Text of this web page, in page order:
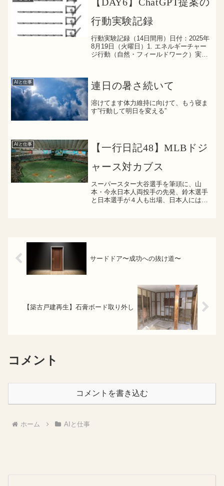
り、アフィリ...
行動実験記録
行動実験記録（14日間用）日付：2025年
8月19日（火曜日）1. エネルギーチャー
ジ行動（自然・フィールドワーク）実施
味...
AIと仕事 連日の暑さ続いて
溶けてます体力維持に向けて、もう寝ま
す”行動して明日を変える”
AIと仕事
【一行日記48】MLBドジ
ャース対カブス
スーパースター大谷選手を筆頭に、山
本・今永日本人両投手の先発、鈴木選手
と日本選手が４人も出場、日本人には堪
サードドア〜成功への抜け道〜
【築古戸建再生】石膏ボード取り外し
コメント
コメントを書き込む
ホーム AIと仕事